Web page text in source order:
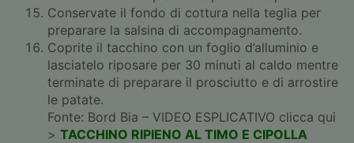
Conservate il fondo di cottura nella teglia per
preparare la salsina di accompagnamento.
Coprite il tacchino con un foglio d’alluminio e
lasciatelo riposare per 30 minuti al caldo mentre
terminate di preparare il prosciutto e di arrostire
le patate.
Fonte: Bord Bia – VIDEO ESPLICATIVO clicca qui
> TACCHINO RIPIENO AL TIMO E CIPOLLA